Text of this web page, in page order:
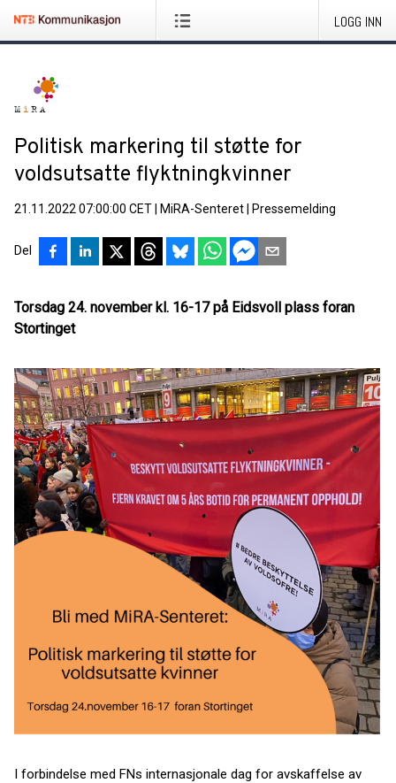
LOGG INN
Politisk markering til støtte for
voldsutsatte flyktningkvinner
21.11.2022 07:00:00 CET MiRA-Senteret Pressemelding
Del
Torsdag 24. november kl. 16-17 på Eidsvoll plass foran
Stortinget
I forbindelse med FNs internasjonale dag for avskaffelse av